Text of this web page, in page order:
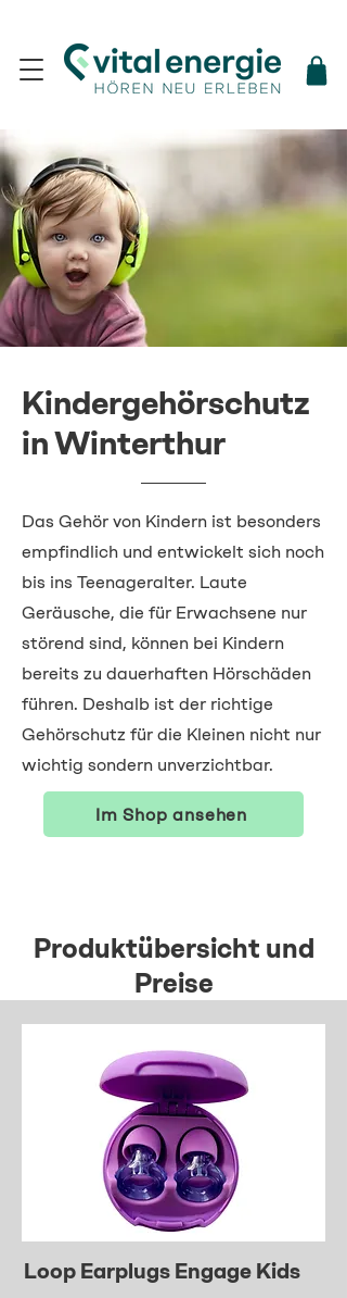
Kindergehörschutz
in Winterthur
Das Gehör von Kindern ist besonders
empfindlich und entwickelt sich noch
bis ins Teenageralter. Laute
Geräusche, die für Erwachsene nur
störend sind, können bei Kindern
bereits zu dauerhaften Hörschäden
führen. Deshalb ist der richtige
Gehörschutz für die Kleinen nicht nur
wichtig sondern unverzichtbar.
Im Shop ansehen
Produktübersicht und
Preise
Loop Earplugs Engage Kids